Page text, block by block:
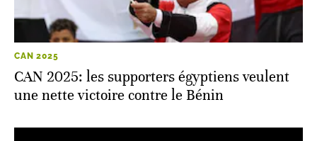
CAN 2025
CAN 2025: les supporters égyptiens veulent
une nette victoire contre le Bénin